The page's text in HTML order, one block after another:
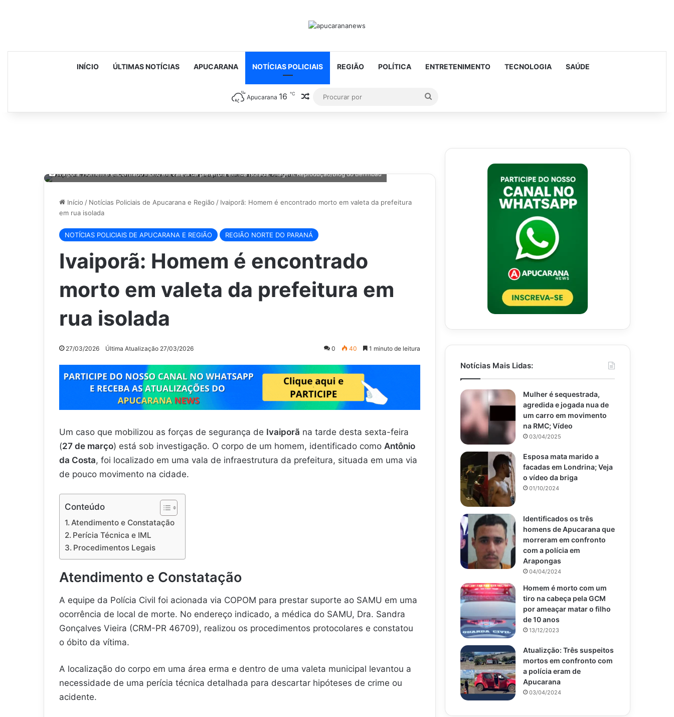
INÍCIO ÚLTIMAS NOTÍCIAS APUCARANA NOTÍCIAS POLICIAIS REGIÃO POLÍTICA ENTRETENIMENTO TECNOLOGIA SAÚDE
Apucarana 16 ℃ Artigo aleatório
Procurar
por
Ivaiporã: Homem é encontrado morto em valeta da prefeitura em rua isolada. Imagem: Reprodução/Blog do Berimbau
Início / Notícias Policiais de Apucarana e Região / Ivaiporã: Homem é encontrado morto em valeta da prefeitura
em rua isolada
NOTÍCIAS POLICIAIS DE APUCARANA E REGIÃO REGIÃO NORTE DO PARANÁ
Ivaiporã: Homem é encontrado
morto em valeta da prefeitura em
rua isolada
27/03/2026 Última Atualização 27/03/2026 0 40 1 minuto de leitura
Um caso que mobilizou as forças de segurança de Ivaiporã na tarde desta sexta-feira
(27 de março) está sob investigação. O corpo de um homem, identificado como Antônio
da Costa, foi localizado em uma vala de infraestrutura da prefeitura, situada em uma via
de pouco movimento na cidade.
Conteúdo
Atendimento e Constatação
Perícia Técnica e IML
Procedimentos Legais
Atendimento e Constatação
A equipe da Polícia Civil foi acionada via COPOM para prestar suporte ao SAMU em uma
ocorrência de local de morte. No endereço indicado, a médica do SAMU, Dra. Sandra
Gonçalves Vieira (CRM-PR 46709), realizou os procedimentos protocolares e constatou
o óbito da vítima.
A localização do corpo em uma área erma e dentro de uma valeta municipal levantou a
necessidade de uma perícia técnica detalhada para descartar hipóteses de crime ou
acidente.
Notícias Mais Lidas:
Mulher é sequestrada,
agredida e jogada nua de
um carro em movimento
na RMC; Vídeo
03/04/2025
Esposa mata marido a
facadas em Londrina; Veja
o vídeo da briga
01/10/2024
Identificados os três
homens de Apucarana que
morreram em confronto
com a polícia em
Arapongas
04/04/2024
Homem é morto com um
tiro na cabeça pela GCM
por ameaçar matar o filho
de 10 anos
13/12/2023
Atualizção: Três suspeitos
mortos em confronto com
a polícia eram de
Apucarana
03/04/2024